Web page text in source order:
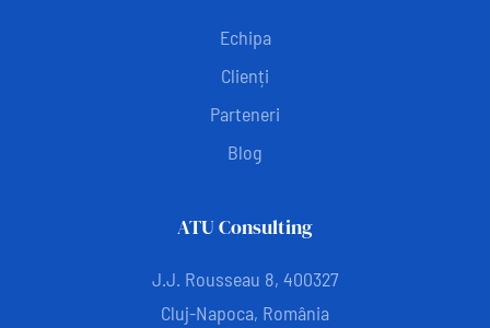
Echipa
Clienți
Parteneri
Blog
ATU Consulting
J.J. Rousseau 8, 400327
Cluj-Napoca, România